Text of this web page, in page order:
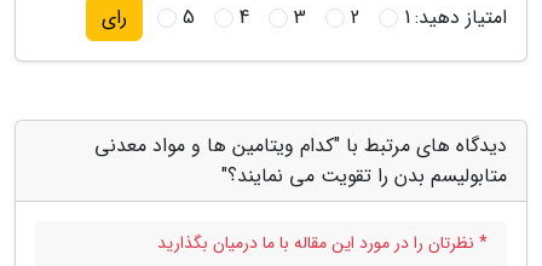
امتیاز دهید:1
2
3
4
5 رای
دیدگاه های مرتبط با "کدام ویتامین ها و مواد معدنی
متابولیسم بدن را تقویت می نمایند؟"
* نظرتان را در مورد این مقاله با ما درمیان بگذارید